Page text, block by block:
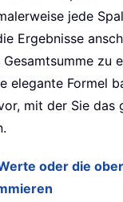
jede
Ergebnisse
zu
elegante Formel
mit der Sie das
oder die